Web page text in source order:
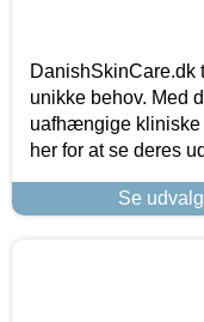
DanishSkinCare.dk
unikke behov. Med
uafhængige kliniske
her for at se deres
Se